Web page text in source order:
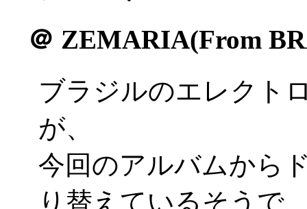
＠ ZEMARIA(From
ブラジルのエレクト
が、
今回のアルバムから
り替えているそうで